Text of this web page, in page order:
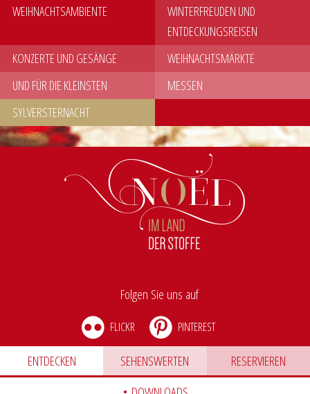
WEIHNACHTSAMBIENTE
WINTERFREUDEN UND
ENTDECKUNGSREISEN
KONZERTE UND GESÄNGE
WEIHNACHTSMÄRKTE
UND FÜR DIE KLEINSTEN
MESSEN
SYLVERSTERNACHT
Folgen Sie uns auf
FLICKR PINTEREST
ENTDECKEN SEHENSWERTEN
RESERVIEREN